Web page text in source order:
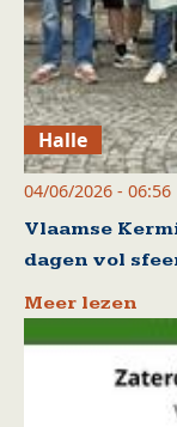
Halle
04/06/2026 - 06:56
Vlaamse
dagen vol
Meer lezen